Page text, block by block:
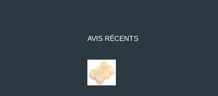
AVIS RÉCENTS